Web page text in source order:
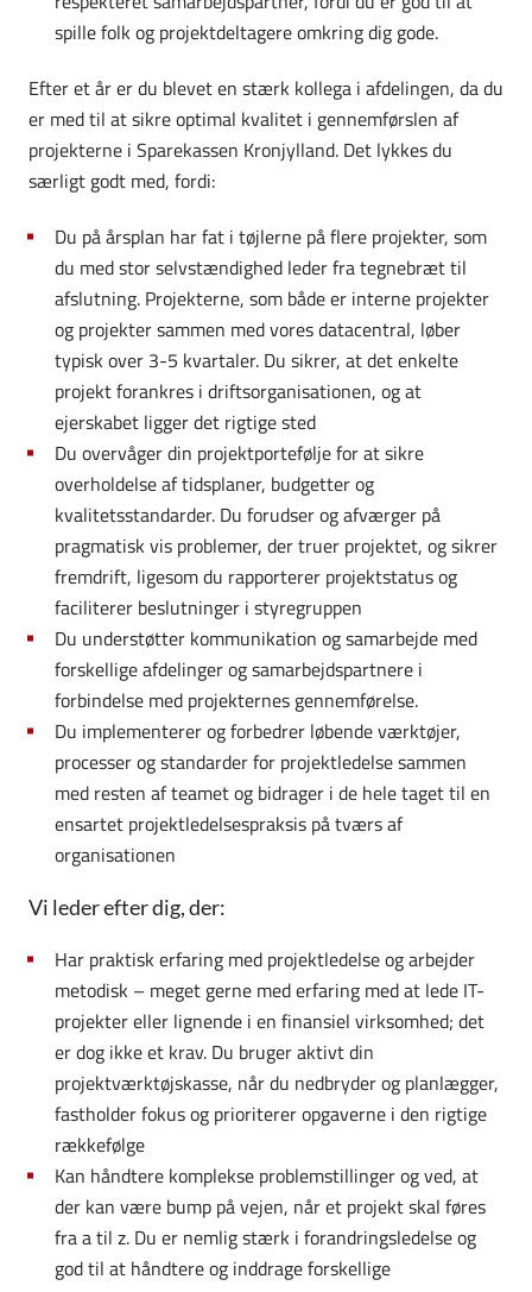
spille folk og projektdeltagere omkring dig gode.
Efter et år er du blevet en stærk kollega i afdelingen, da du
er med til at sikre optimal kvalitet i gennemførslen af
projekterne i Sparekassen Kronjylland. Det lykkes du
særligt godt med, fordi:
Du på årsplan har fat i tøjlerne på flere projekter, som
du med stor selvstændighed leder fra tegnebræt til
afslutning. Projekterne, som både er interne projekter
og projekter sammen med vores datacentral, løber
typisk over 3-5 kvartaler. Du sikrer, at det enkelte
projekt forankres i driftsorganisationen, og at
ejerskabet ligger det rigtige sted
Du overvåger din projektportefølje for at sikre
overholdelse af tidsplaner, budgetter og
kvalitetsstandarder. Du forudser og afværger på
pragmatisk vis problemer, der truer projektet, og sikrer
fremdrift, ligesom du rapporterer projektstatus og
faciliterer beslutninger i styregruppen
Du understøtter kommunikation og samarbejde med
forskellige afdelinger og samarbejdspartnere i
forbindelse med projekternes gennemførelse.
Du implementerer og forbedrer løbende værktøjer,
processer og standarder for projektledelse sammen
med resten af teamet og bidrager i de hele taget til en
ensartet projektledelsespraksis på tværs af
organisationen
Vi leder efter dig, der:
Har praktisk erfaring med projektledelse og arbejder
metodisk – meget gerne med erfaring med at lede IT-
projekter eller lignende i en finansiel virksomhed; det
er dog ikke et krav. Du bruger aktivt din
projektværktøjskasse, når du nedbryder og planlægger,
fastholder fokus og prioriterer opgaverne i den rigtige
rækkefølge
Kan håndtere komplekse problemstillinger og ved, at
der kan være bump på vejen, når et projekt skal føres
fra a til z. Du er nemlig stærk i forandringsledelse og
god til at håndtere og inddrage forskellige